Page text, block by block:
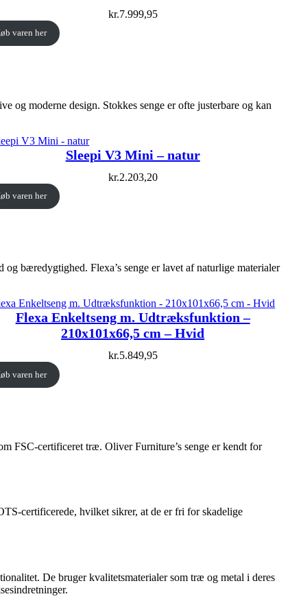
kr.7.999,95
varen her
og moderne design. Stokkes senge er ofte justerbare og kan
Sleepi V3 Mini – natur
kr.2.203,20
varen her
bæredygtighed. Flexa’s senge er lavet af naturlige materialer
Flexa Enkeltseng m. Udtræksfunktion –
210x101x66,5 cm – Hvid
kr.5.849,95
varen her
FSC-certificeret træ. Oliver Furniture’s senge er kendt for
certificerede, hvilket sikrer, at de er fri for skadelige
De bruger kvalitetsmaterialer som træ og metal i deres